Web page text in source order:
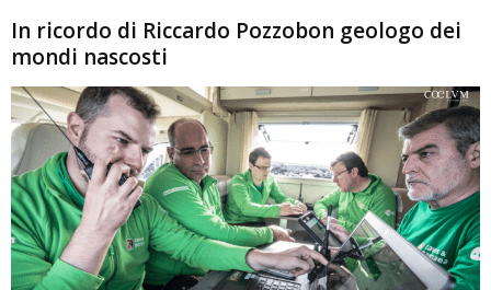
In ricordo di Riccardo Pozzobon geologo dei
mondi nascosti